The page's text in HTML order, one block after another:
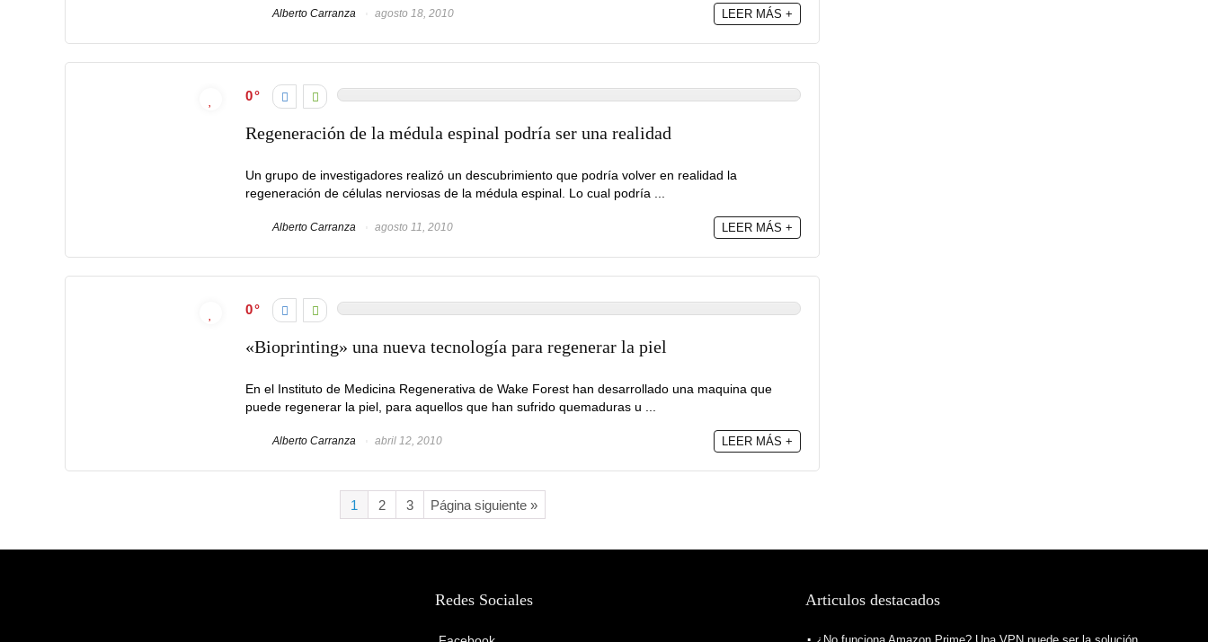
Alberto Carranza agosto 18, 2010 LEER MÁS +
0
Regeneración de la médula espinal podría ser una realidad
Un grupo de investigadores realizó un descubrimiento que podría volver en realidad la
regeneración de células nerviosas de la médula espinal. Lo cual podría ...
Alberto Carranza agosto 11, 2010 LEER MÁS +
0
«Bioprinting» una nueva tecnología para regenerar la piel
En el Instituto de Medicina Regenerativa de Wake Forest han desarrollado una maquina que
puede regenerar la piel, para aquellos que han sufrido quemaduras u ...
Alberto Carranza abril 12, 2010 LEER MÁS +
1 2 3 Página siguiente »
Redes Sociales Articulos destacados